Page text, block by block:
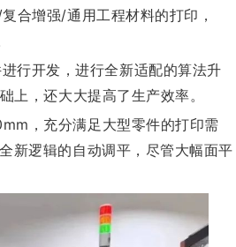
合增强/通用工程材料的打印，
行开发，进行全新适配的算法升
，还大大提高了生产效率。
，充分满足大型零件的打印需
新逻辑的自动调平，尽管大幅面平